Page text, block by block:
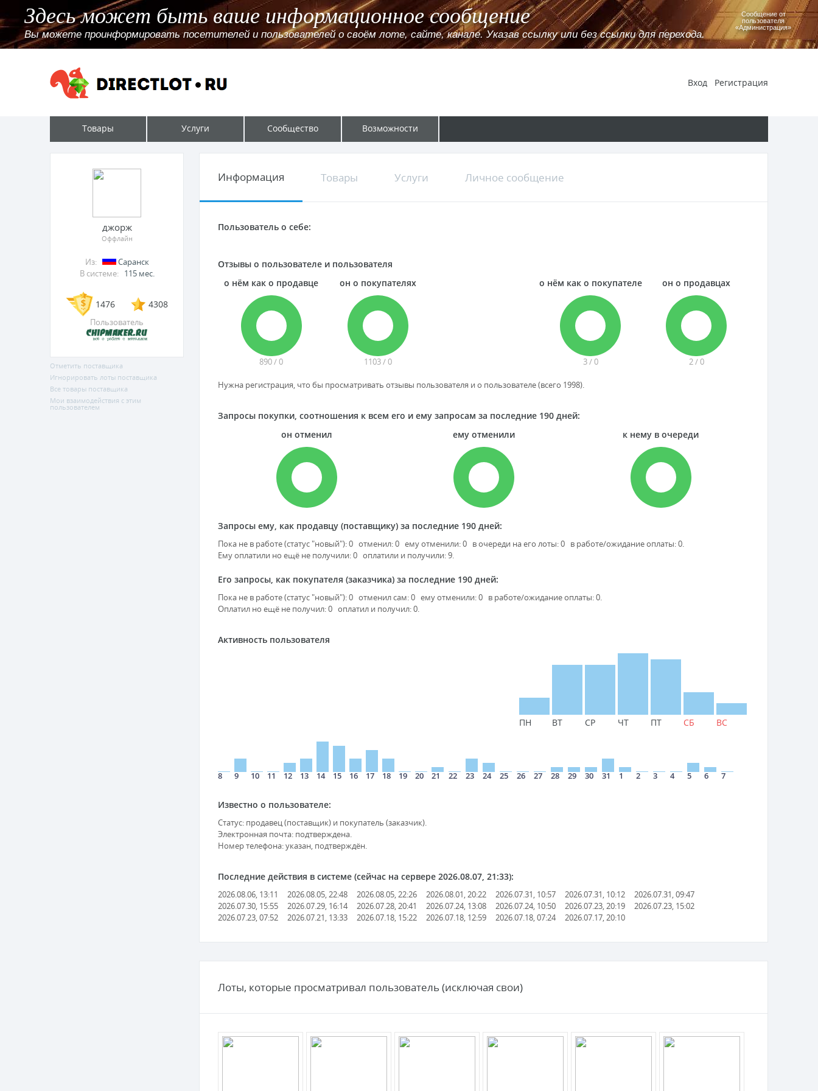
Здесь может быть ваше информационное сообщение
Вы можете проинформировать посетителей и пользователей о своём лоте, сайте, канале. Указав ссылку или без ссылки для перехода.
Сообщение от
пользователя
«Администрация»
Вход Регистрация
Товары Услуги Сообщество Возможности
джорж
Оффлайн
Из:
Саранск
В системе: 115 мес.
1476 4308
Пользователь
Отметить поставщика
Игнорировать лоты поставщика
Все товары поставщика
Мои взаимодействия с этим
пользователем
Информация Товары Услуги Личное сообщение
Пользователь о себе:
Отзывы о пользователе и пользователя
о нём как о продавце
890 / 0
он о покупателях
1103 / 0
о нём как о покупателе
3 / 0
он о продавцах
2 / 0
Нужна регистрация, что бы просматривать отзывы пользователя и о пользователе (всего 1998).
Запросы покупки, соотношения к всем его и ему запросам за последние 190 дней:
он отменил
ему отменили к нему в очереди
Запросы ему, как продавцу (поставщику) за последние 190 дней:
Пока не в работе (статус "новый"): 0 отменил: 0 ему отменили: 0 в очереди на его лоты: 0 в работе/ожидание оплаты: 0.
Ему оплатили но ещё не получили: 0 оплатили и получили: 9.
Его запросы, как покупателя (заказчика) за последние 190 дней:
Пока не в работе (статус "новый"): 0 отменил сам: 0 ему отменили: 0 в работе/ожидание оплаты: 0.
Оплатил но ещё не получил: 0 оплатил и получил: 0.
Активность пользователя
ПН ВТ СР ЧТ ПТ СБ ВС
8 9 10 11 12 13 14 15 16 17 18 19 20 21 22 23 24 25 26 27 28 29 30 31 1 2 3 4 5 6 7
Известно о пользователе:
Статус: продавец (поставщик) и покупатель (заказчик).
Электронная почта: подтверждена.
Номер телефона: указан, подтверждён.
Последние действия в системе (сейчас на сервере 2026.08.07, 21:33):
2026.08.06, 13:11 2026.08.05, 22:48 2026.08.05, 22:26 2026.08.01, 20:22 2026.07.31, 10:57 2026.07.31, 10:12
2026.07.31, 09:47
2026.07.30, 15:55
2026.07.29, 16:14 2026.07.28, 20:41 2026.07.24, 13:08 2026.07.24, 10:50 2026.07.23, 20:19
2026.07.23, 15:02
2026.07.23, 07:52
2026.07.21, 13:33 2026.07.18, 15:22 2026.07.18, 12:59 2026.07.18, 07:24 2026.07.17, 20:10
Лоты, которые просматривал пользователь (исключая свои)